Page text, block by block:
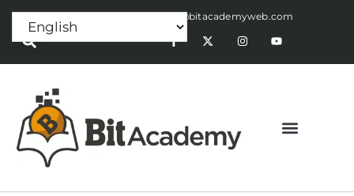
Press Release:alex@bitacademyweb.com